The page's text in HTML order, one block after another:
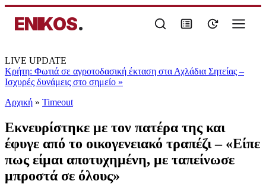
ENIKOS.
LIVE UPDATE
Κρήτη: Φωτιά σε αγροτοδασική έκταση στα Αχλάδια Σητείας –
Ισχυρές δυνάμεις στο σημείο »
Αρχική » Timeout
Εκνευρίστηκε με τον πατέρα της και
έφυγε από το οικογενειακό τραπέζι – «Είπε
πως είμαι αποτυχημένη, με ταπείνωσε
μπροστά σε όλους»